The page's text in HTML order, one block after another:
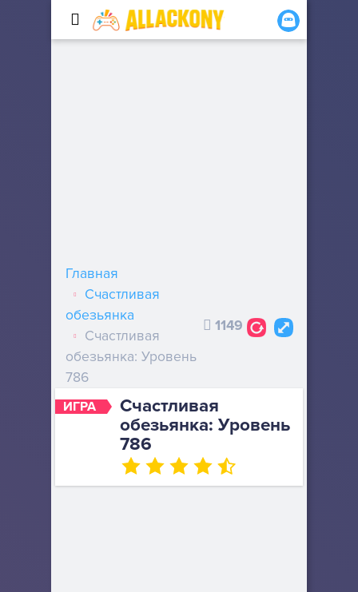
ИГРА
Счастливая
обезьянка: Уровень
786
Главная
Счастливая
обезьянка
Счастливая
обезьянка: Уровень
786
1149